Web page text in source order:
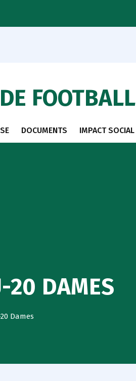
FOOTBALL
DOCUMENTS IMPACT SOCIAL
20 DAMES
Dames